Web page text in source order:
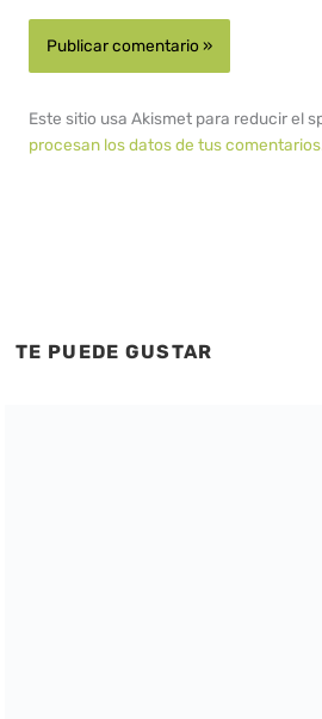
Este sitio usa Akismet para reducir el
procesan los datos de tus
TE PUEDE GUSTAR